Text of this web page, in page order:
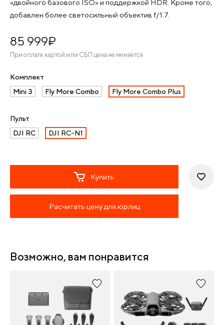
«двойного базового ISO» и поддержкой HDR. Кроме того,
добавлен более светосильный объектив f/1.7.
85 999¤
При оплате картой или СБП цена не меняется
Комплект
Mini 3
Fly More Combo Fly More Combo Plus
Пульт
DJI RC
DJI RC-N1
Купить
Расчитать цену для юрлиц
Возможно, вам понравится